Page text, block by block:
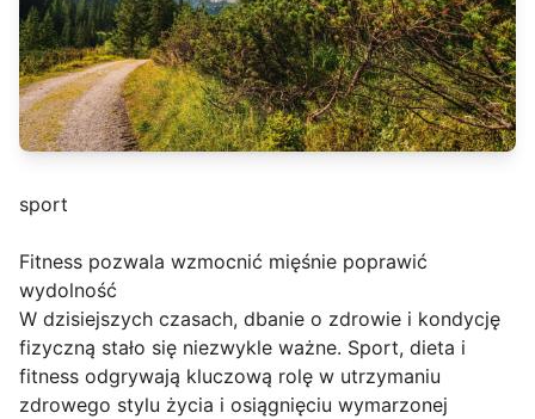
sport
Fitness pozwala wzmocnić mięśnie poprawić
wydolność
W dzisiejszych czasach, dbanie o zdrowie i kondycję
fizyczną stało się niezwykle ważne. Sport, dieta i
fitness odgrywają kluczową rolę w utrzymaniu
zdrowego stylu życia i osiągnięciu wymarzonej